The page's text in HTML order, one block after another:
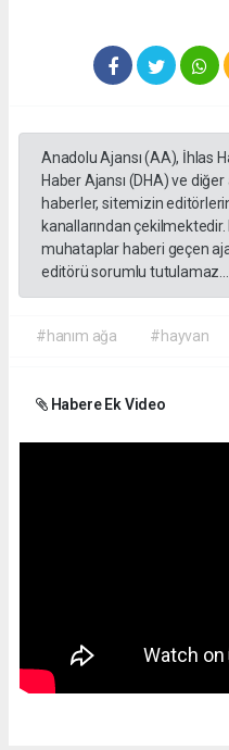
Anadolu Ajansı (AA), İhlas
Haber Ajansı (DHA) ve
haberler, sitemizin
kanallarından
muhataplar haberi geçen
editörü sorumlu tutulamaz...
#hanım ağa #hayvan
Habere Ek Video